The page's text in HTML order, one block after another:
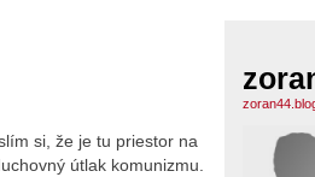
si, že je tu priestor na
útlak komunizmu.